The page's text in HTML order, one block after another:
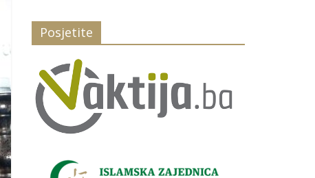
Posjetite